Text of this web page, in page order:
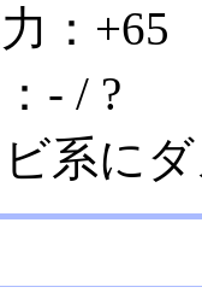
：+65
- / ?
系に